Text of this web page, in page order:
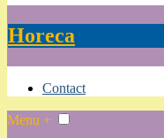
Horeca
Contact
Menu +